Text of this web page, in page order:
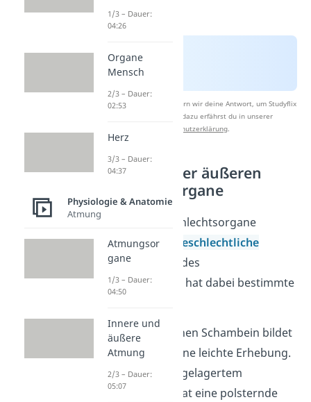
Nach Beantwortung speichern wir deine Antwort, um Studyflix
zu verbessern. Mehr dazu erfährst du in unserer
Datenschutzerklärung.
Funktionen der äußeren
Geschlechtsorgane
Die äußeren Geschlechtsorgane
ermöglichen die
geschlechtliche
Fortpflanzung
. Jedes
Geschlechtsorgan hat dabei bestimmte
Über dem weiblichen Schambein bildet
Venushügel
eine leichte Erhebung.
Er besteht aus eingelagertem
Fettgewebe und hat eine polsternde
1/3 – Dauer:
04:26
Organe
Mensch
2/3 – Dauer:
02:53
Herz
3/3 – Dauer:
04:37
Physiologie & Anatomie
Atmung
Atmungsor
gane
1/3 – Dauer:
04:50
Innere und
äußere
Atmung
2/3 – Dauer:
05:07